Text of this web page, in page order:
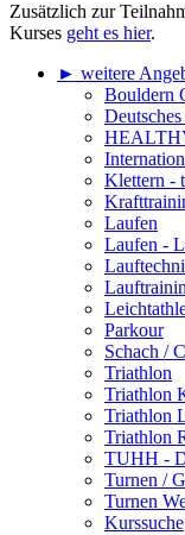
Zusätzlich zur
Kurses geht es hier.
► weitere
Bouldern
Klettern -
Laufen
Laufen -
Parkour
Schach /
Triathlon
Triathlon
Triathlon
Triathlon
TUHH -
Turnen /
Turnen
Kurssuche